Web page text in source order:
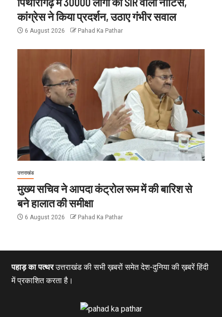
कांग्रेस ने किया प्रदर्शन, उठाए गंभीर सवाल
6 August 2026 Pahad Ka Pathar
उत्तराखंड
मुख्य सचिव ने आपदा कंट्रोल रूम में की बारिश से
बने हालात की समीक्षा
6 August 2026 Pahad Ka Pathar
पहाड़ का पत्थरउत्तराखंड की सभी ख़बरों समेत देश-दुनिया की ख़बरें हिंदी
में प्रकाशित करता है।